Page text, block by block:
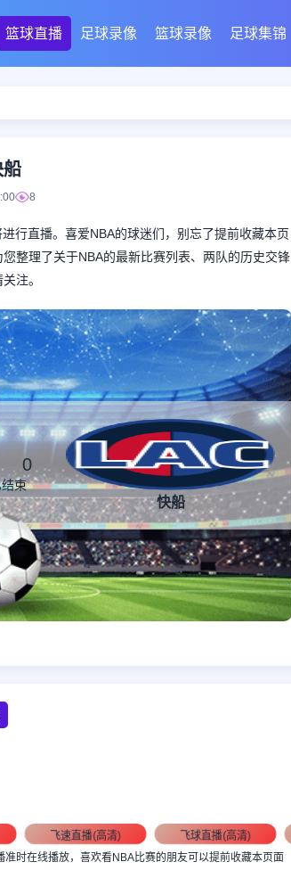
篮球直播 足球录像 篮球录像 足球集锦
8
行直播。喜爱NBA的球迷们，别忘了提前收藏本页
整理了关于NBA的最新比赛列表、两队的历史交锋
注。
0
束
快船
飞速直播(高清) 飞球直播(高清)
时在线播放，喜欢看NBA比赛的朋友可以提前收藏本页面